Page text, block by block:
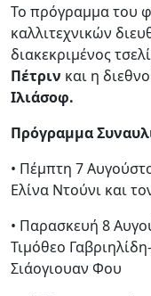
Το πρόγραμμα του
καλλιτεχνικών
διακεκριμένος
Πέτριν και η
Ιλιάσοφ.
Πρόγραμμα
• Πέμπτη 7
Ελίνα Ντούνι και
• Παρασκευή 8
Τιμόθεο
Σιάογιουαν Φου